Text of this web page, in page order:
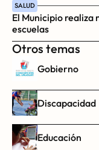
SALUD
El Municipio realiza
escuelas
Otros temas
Gobierno
Discapacidad
Educación